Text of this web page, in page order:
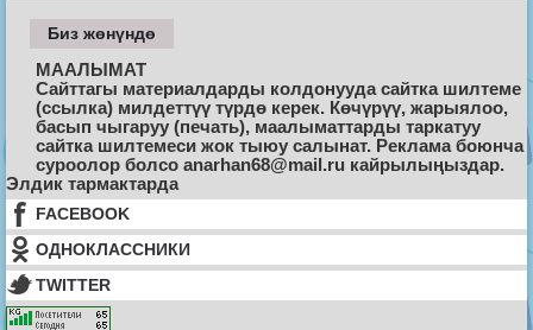
Биз жөнүндө
МААЛЫМАТ
Сайттагы материалдарды колдонууда сайтка шилтеме
(ссылка) милдеттүү түрдө керек. Көчүрүү, жарыялоо,
басып чыгаруу (печать), маалыматтарды таркатуу
сайтка шилтемеси жок тыюу салынат. Реклама боюнча
суроолор болсо anarhan68@mail.ru кайрылыңыздар.
Элдик тармактарда
FACEBOOK
ОДНОКЛАССНИКИ
TWITTER